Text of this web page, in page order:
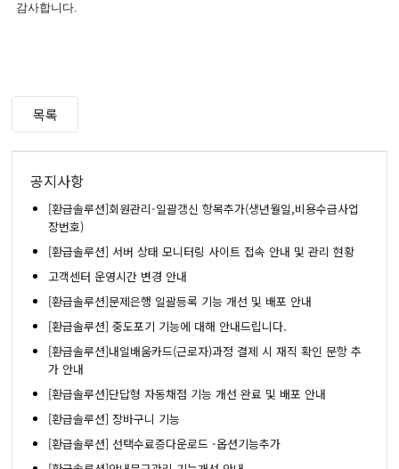
감사합니다.
목록
공지사항
[환급솔루션]회원관리-일괄갱신 항목추가(생년월일,비용수급사업
장번호)
[환급솔루션] 서버 상태 모니터링 사이트 접속 안내 및 관리 현황
고객센터 운영시간 변경 안내
[환급솔루션]문제은행 일괄등록 기능 개선 및 배포 안내
[환급솔루션] 중도포기 기능에 대해 안내드립니다.
[환급솔루션]내일배움카드(근로자)과정 결제 시 재직 확인 문항 추
가 안내
[환급솔루션]단답형 자동채점 기능 개선 완료 및 배포 안내
[환급솔루션] 장바구니 기능
[환급솔루션] 선택수료증다운로드 -옵션기능추가